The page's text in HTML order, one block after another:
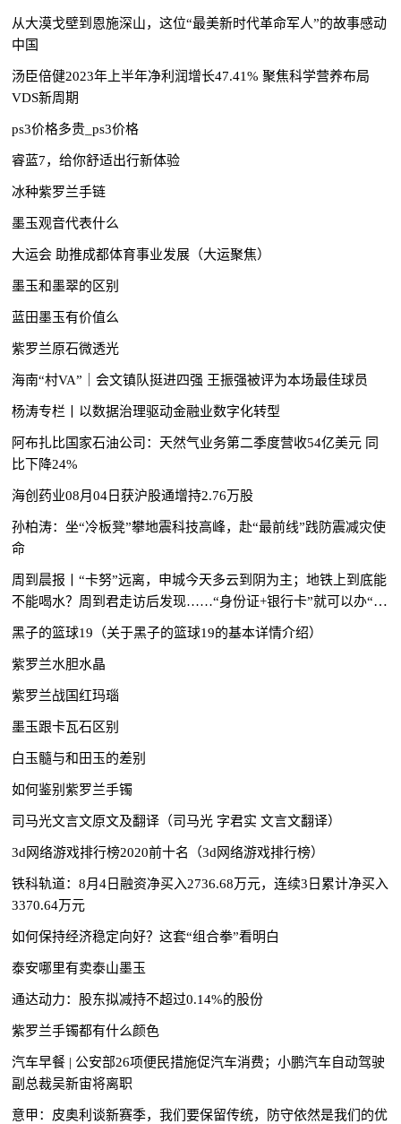
从大漠戈壁到恩施深山，这位“最美新时代革命军人”的故事感动
中国
汤臣倍健2023年上半年净利润增长47.41% 聚焦科学营养布局
VDS新周期
ps3价格多贵_ps3价格
睿蓝7，给你舒适出行新体验
冰种紫罗兰手链
墨玉观音代表什么
大运会 助推成都体育事业发展（大运聚焦）
墨玉和墨翠的区别
蓝田墨玉有价值么
紫罗兰原石微透光
海南“村VA”｜会文镇队挺进四强 王振强被评为本场最佳球员
杨涛专栏丨以数据治理驱动金融业数字化转型
阿布扎比国家石油公司：天然气业务第二季度营收54亿美元 同
比下降24%
海创药业08月04日获沪股通增持2.76万股
孙柏涛：坐“冷板凳”攀地震科技高峰，赴“最前线”践防震减灾使
命
周到晨报丨“卡努”远离，申城今天多云到阴为主；地铁上到底能
不能喝水？周到君走访后发现……“身份证+银行卡”就可以办“第
三代身份证”了？警方提醒→
黑子的篮球19（关于黑子的篮球19的基本详情介绍）
紫罗兰水胆水晶
紫罗兰战国红玛瑙
墨玉跟卡瓦石区别
白玉髓与和田玉的差别
如何鉴别紫罗兰手镯
司马光文言文原文及翻译（司马光 字君实 文言文翻译）
3d网络游戏排行榜2020前十名（3d网络游戏排行榜）
铁科轨道：8月4日融资净买入2736.68万元，连续3日累计净买入
3370.64万元
如何保持经济稳定向好？这套“组合拳”看明白
泰安哪里有卖泰山墨玉
通达动力：股东拟减持不超过0.14%的股份
紫罗兰手镯都有什么颜色
汽车早餐 | 公安部26项便民措施促汽车消费；小鹏汽车自动驾驶
副总裁吴新宙将离职
意甲：皮奥利谈新赛季，我们要保留传统，防守依然是我们的优